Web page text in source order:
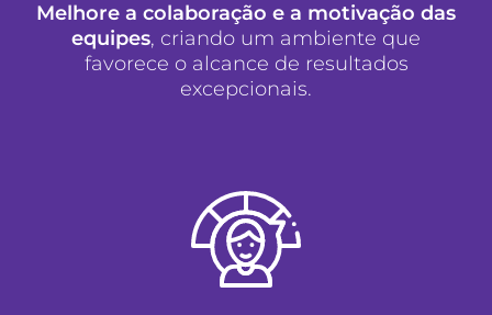
Melhore a colaboração e a motivação das
equipes, criando um ambiente que
favorece o alcance de resultados
excepcionais.